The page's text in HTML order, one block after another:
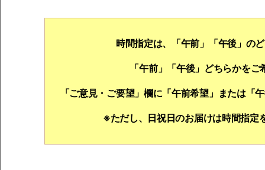
時間指定は、「午前」「午後」の
「午前」「午後」どちらかを
「ご意見・ご要望」欄に「午前希望」または「
※ただし、日祝日のお届けは時間指定